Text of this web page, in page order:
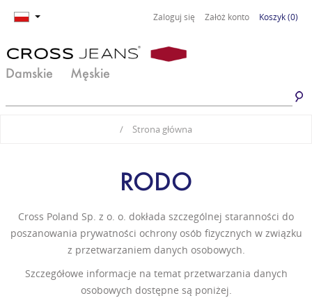
Zaloguj się Załóż konto Koszyk(0)
Damskie Męskie
Jeansy damskie
Basic damski
Jeansy męskie
Basic męski
/ Strona główna
RODO
Cross Poland Sp. z o. o. dokłada szczególnej staranności do
poszanowania prywatności ochrony osób fizycznych w związku
z przetwarzaniem danych osobowych.
Szczegółowe informacje na temat przetwarzania danych
osobowych dostępne są poniżej.